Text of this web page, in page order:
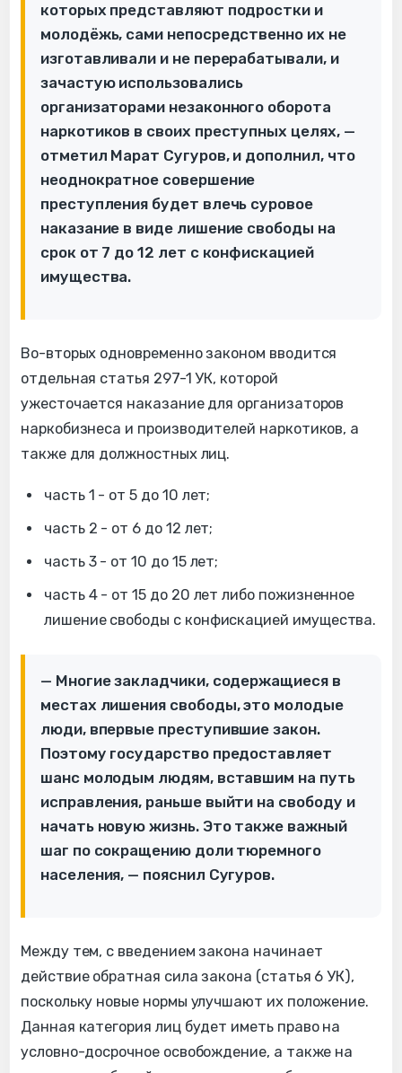
которых представляют подростки и
молодёжь, сами непосредственно их не
изготавливали и не перерабатывали, и
зачастую использовались
организаторами незаконного оборота
наркотиков в своих преступных целях, —
отметил Марат Сугуров, и дополнил, что
неоднократное совершение
преступления будет влечь суровое
наказание в виде лишение свободы на
срок от 7 до 12 лет с конфискацией
имущества.
Во-вторых одновременно законом вводится
отдельная статья 297-1 УК, которой
ужесточается наказание для организаторов
наркобизнеса и производителей наркотиков, а
также для должностных лиц.
часть 1 - от 5 до 10 лет;
часть 2 - от 6 до 12 лет;
часть 3 - от 10 до 15 лет;
часть 4 - от 15 до 20 лет либо пожизненное
лишение свободы с конфискацией имущества.
— Многие закладчики, содержащиеся в
местах лишения свободы, это молодые
люди, впервые преступившие закон.
Поэтому государство предоставляет
шанс молодым людям, вставшим на путь
исправления, раньше выйти на свободу и
начать новую жизнь. Это также важный
шаг по сокращению доли тюремного
населения, — пояснил Сугуров.
Между тем, с введением закона начинает
действие обратная сила закона (статья 6 УК),
поскольку новые нормы улучшают их положение.
Данная категория лиц будет иметь право на
условно-досрочное освобождение, а также на